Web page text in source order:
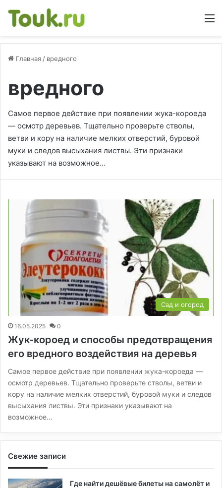
Главная / вредного
вредного
Самое первое действие при появлении жука-короеда
— осмотр деревьев. Тщательно проверьте стволы,
ветви и кору на наличие мелких отверстий, буровой
муки и следов высыхания листвы. Эти признаки
указывают на возможное…
Сад и огород
16.05.2025 0
Жук-короед и способы предотвращения
его вредного воздействия на деревья
Самое первое действие при появлении жука-короеда —
осмотр деревьев. Тщательно проверьте стволы, ветви и
кору на наличие мелких отверстий, буровой муки и следов
высыхания листвы. Эти признаки указывают на
возможное…
Свежие записи
Где найти дешёвые билеты на самолёт и